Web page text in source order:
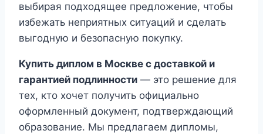
выбирая подходящее предложение, чтобы
избежать неприятных ситуаций и сделать
выгодную и безопасную покупку.
Купить диплом в Москве с доставкой и
гарантией подлинности — это решение для
тех, кто хочет получить официально
оформленный документ, подтверждающий
образование. Мы предлагаем дипломы,